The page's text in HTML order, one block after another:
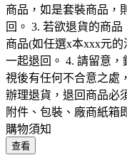
商品，如是套裝商品，
回。 3. 若欲退貨的商
商品(如任選x本xxx元
一起退回。 4. 請留意
視後有任何不合意之處
辦理退貨，退回商品必
附件、包裝、廠商紙箱
購物須知
查看